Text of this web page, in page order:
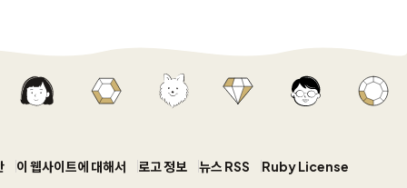
이 웹사이트에 대해서 로고 정보 뉴스 RSS Ruby License